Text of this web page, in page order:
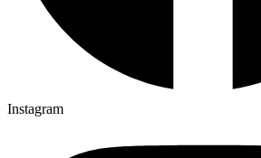
Instagram